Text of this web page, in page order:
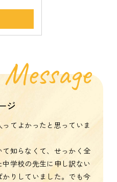
Message
ジ
てよかったと思っていま
知らなくて、せっかく全
学校の先生に申し訳ない
りしていました。でも今